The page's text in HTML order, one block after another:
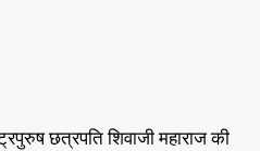
छत्रपति शिवाजी महाराज की